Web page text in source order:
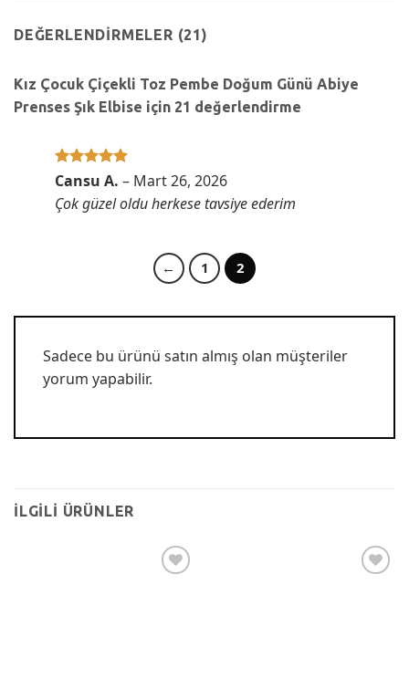
DEĞERLENDIRMELER (21)
Kız Çocuk Çiçekli Toz Pembe Doğum Günü Abiye
Prenses Şık Elbise için 21 değerlendirme
5 üzerinden
Cansu A. – Mart 26, 2026
Çok güzel oldu herkese tavsiye ederim
← 1 2
Sadece bu ürünü satın almış olan müşteriler
yorum yapabilir.
İLGILI ÜRÜNLER